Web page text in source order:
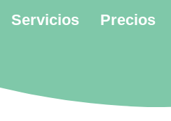
Servicios Precios